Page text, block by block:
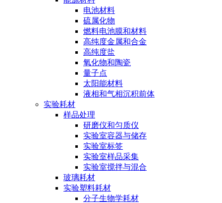
电池材料
硫属化物
燃料电池膜和材料
高纯度金属和合金
高纯度盐
氧化物和陶瓷
量子点
太阳能材料
液相和气相沉积前体
实验耗材
样品处理
研磨仪和匀质仪
实验室容器与储存
实验室标签
实验室样品采集
实验室搅拌与混合
玻璃耗材
实验塑料耗材
分子生物学耗材